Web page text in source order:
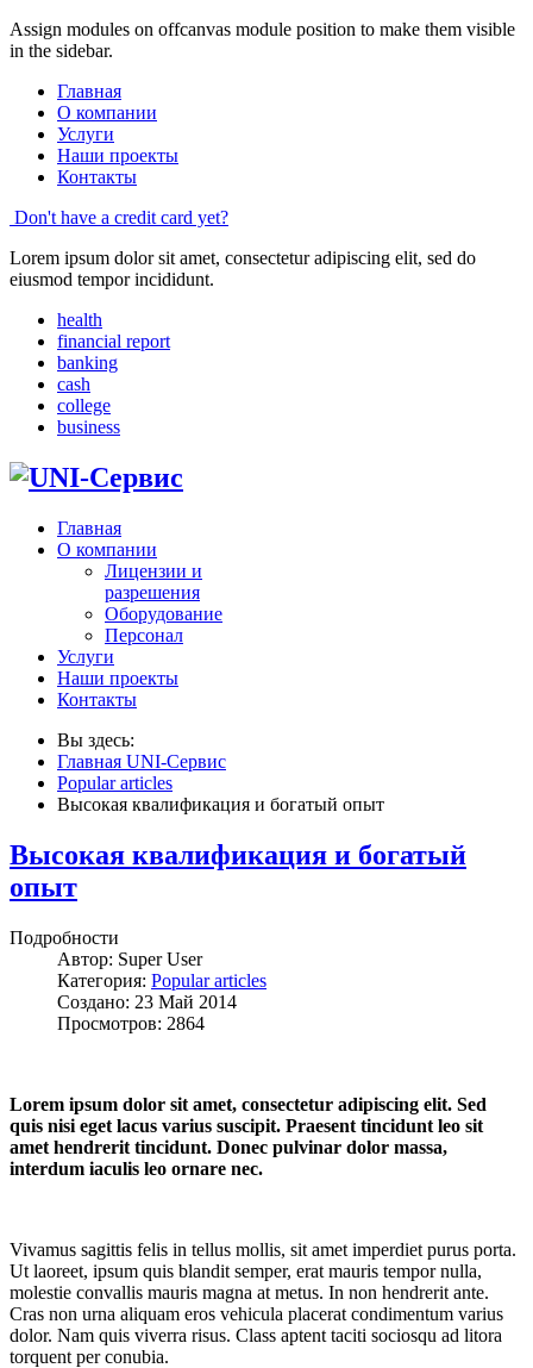
Assign modules on offcanvas module position to make them visible
in the sidebar.
Главная
О компании
Услуги
Наши проекты
Контакты
Don't have a credit card yet?
Lorem ipsum dolor sit amet, consectetur adipiscing elit, sed do
eiusmod tempor incididunt.
health
financial report
banking
cash
college
business
Главная
О компании
Лицензии и
разрешения
Оборудование
Персонал
Услуги
Наши проекты
Контакты
Вы здесь:
Главная UNI-Сервис
Popular articles
Высокая квалификация и богатый опыт
Высокая квалификация и богатый
опыт
Подробности
Автор: Super User
Категория: Popular articles
Создано: 23 Май 2014
Просмотров: 2864
Lorem ipsum dolor sit amet, consectetur adipiscing elit. Sed
quis nisi eget lacus varius suscipit. Praesent tincidunt leo sit
amet hendrerit tincidunt. Donec pulvinar dolor massa,
interdum iaculis leo ornare nec.
Vivamus sagittis felis in tellus mollis, sit amet imperdiet purus porta.
Ut laoreet, ipsum quis blandit semper, erat mauris tempor nulla,
molestie convallis mauris magna at metus. In non hendrerit ante.
Cras non urna aliquam eros vehicula placerat condimentum varius
dolor. Nam quis viverra risus. Class aptent taciti sociosqu ad litora
torquent per conubia.